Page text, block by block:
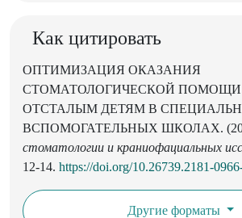
Как цитировать
ОПТИМИЗАЦИЯ ОКАЗАНИЯ
СТОМАТОЛОГИЧЕСКОЙ
ОТСТАЛЫМ ДЕТЯМ В
ВСПОМОГАТЕЛЬНЫХ ШКОЛАХ.
стоматологии и краниофациальных
12-14. https://doi.org/10.26739.2181-
Другие форматы